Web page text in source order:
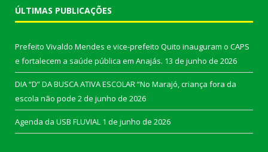
ÚLTIMAS PUBLICAÇÕES
Prefeito Vivaldo Mendes e vice-prefeito Quito inauguram o CAPS
e fortalecem a saúde pública em Anajás. 13 de junho de 2026
DIA “D” DA BUSCA ATIVA ESCOLAR “No Marajó, criança fora da
escola não pode 2 de junho de 2026
Agenda da USB FLUVIAL 1 de junho de 2026